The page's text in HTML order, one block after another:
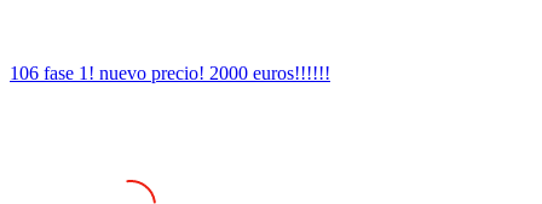
106 fase 1! nuevo precio! 2000 euros!!!!!!